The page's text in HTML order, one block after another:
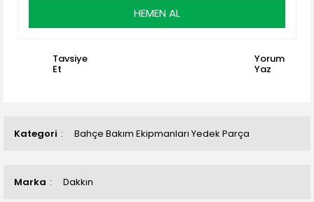
Kategori Bahçe Bakım Ekipmanları Yedek Parça
Marka Dakkın
HEMEN AL
Tavsiye
Et
Yorum
Yaz